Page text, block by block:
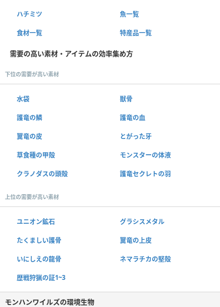
ハチミツ 魚一覧
食材一覧 特産品一覧
需要の高い素材・アイテムの効率集め方
下位の需要が高い素材
水袋 獣骨
護竜の鱗 護竜の血
翼竜の皮 とがった牙
草食種の甲殻 モンスターの体液
クラノダスの頭殻 護竜セクレトの羽
上位の需要が高い素材
ユニオン鉱石 グラシスメタル
たくましい護骨 翼竜の上皮
いにしえの龍骨 ネマラチカの堅殻
歴戦狩猟の証1~3
モンハンワイルズの環境生物